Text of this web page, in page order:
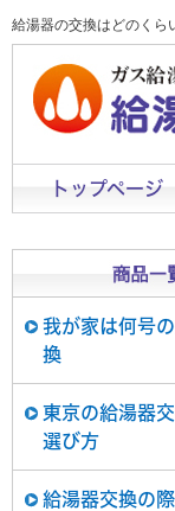
給湯器の交換はどのくら
トップページ
我が家は何号
換
東京の給湯器
選び方
給湯器交換の